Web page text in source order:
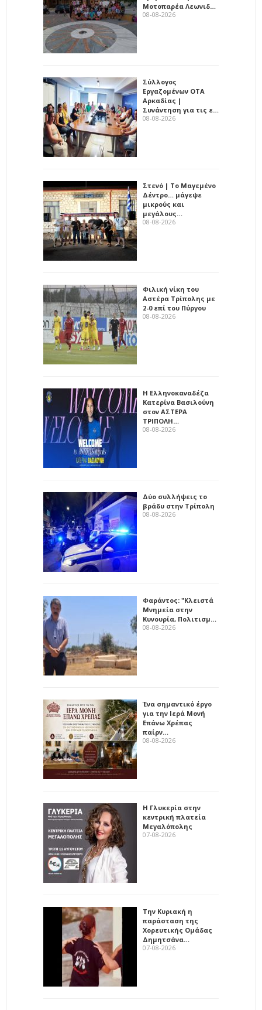
Μοτοπαρέα Λεωνιδ…
08-08-2026
Σύλλογος
Εργαζομένων ΟΤΑ
Αρκαδίας |
Συνάντηση για τις ε…
08-08-2026
Στενό | Το Μαγεμένο
Δέντρο… μάγεψε
μικρούς και
μεγάλους…
08-08-2026
Φιλική νίκη του
Αστέρα Τρίπολης με
2-0 επί του Πύργου
08-08-2026
Η Ελληνοκαναδέζα
Κατερίνα Βασιλούνη
στον ΑΣΤΕΡΑ
ΤΡΙΠΟΛΗ…
08-08-2026
Δύο συλλήψεις το
βράδυ στην Τρίπολη
08-08-2026
Φαράντος: "Κλειστά
Μνημεία στην
Κυνουρία, Πολιτισμ…
08-08-2026
Ένα σημαντικό έργο
για την Ιερά Μονή
Επάνω Χρέπας
παίρν…
08-08-2026
Η Γλυκερία στην
κεντρική πλατεία
Μεγαλόπολης
07-08-2026
Την Κυριακή η
παράσταση της
Χορευτικής Ομάδας
Δημητσάνα…
07-08-2026